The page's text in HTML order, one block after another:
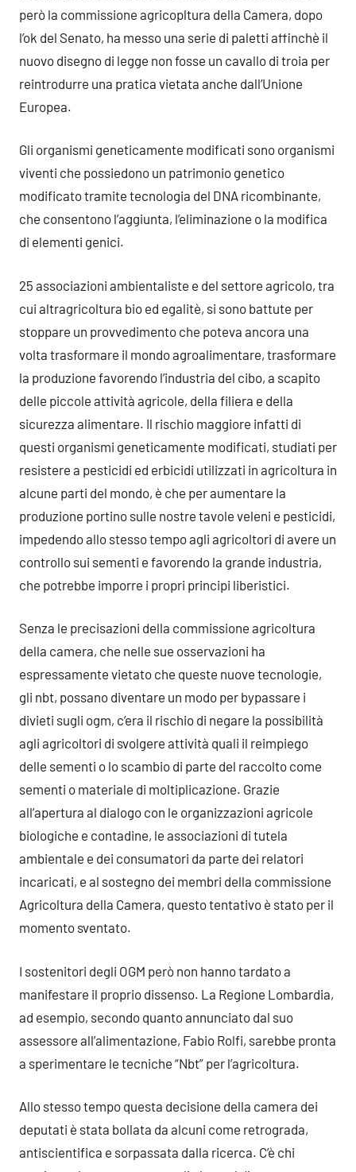
però la commissione agricopltura della Camera, dopo
l’ok del Senato, ha messo una serie di paletti affinchè il
nuovo disegno di legge non fosse un cavallo di troia per
reintrodurre una pratica vietata anche dall’Unione
Europea.
Gli organismi geneticamente modificati sono organismi
viventi che possiedono un patrimonio genetico
modificato tramite tecnologia del DNA ricombinante,
che consentono l’aggiunta, l’eliminazione o la modifica
di elementi genici.
25 associazioni ambientaliste e del settore agricolo, tra
cui altragricoltura bio ed egalitè, si sono battute per
stoppare un provvedimento che poteva ancora una
volta trasformare il mondo agroalimentare, trasformare
la produzione favorendo l’industria del cibo, a scapito
delle piccole attività agricole, della filiera e della
sicurezza alimentare. Il rischio maggiore infatti di
questi organismi geneticamente modificati, studiati per
resistere a pesticidi ed erbicidi utilizzati in agricoltura in
alcune parti del mondo, è che per aumentare la
produzione portino sulle nostre tavole veleni e pesticidi,
impedendo allo stesso tempo agli agricoltori di avere un
controllo sui sementi e favorendo la grande industria,
che potrebbe imporre i propri principi liberistici.
Senza le precisazioni della commissione agricoltura
della camera, che nelle sue osservazioni ha
espressamente vietato che queste nuove tecnologie,
gli nbt, possano diventare un modo per bypassare i
divieti sugli ogm, c’era il rischio di negare la possibilità
agli agricoltori di svolgere attività quali il reimpiego
delle sementi o lo scambio di parte del raccolto come
sementi o materiale di moltiplicazione. Grazie
all’apertura al dialogo con le organizzazioni agricole
biologiche e contadine, le associazioni di tutela
ambientale e dei consumatori da parte dei relatori
incaricati, e al sostegno dei membri della commissione
Agricoltura della Camera, questo tentativo è stato per il
momento sventato.
I sostenitori degli OGM però non hanno tardato a
manifestare il proprio dissenso. La Regione Lombardia,
ad esempio, secondo quanto annunciato dal suo
assessore all’alimentazione, Fabio Rolfi, sarebbe pronta
a sperimentare le tecniche “Nbt” per l’agricoltura.
Allo stesso tempo questa decisione della camera dei
deputati è stata bollata da alcuni come retrograda,
antiscientifica e sorpassata dalla ricerca. C’è chi